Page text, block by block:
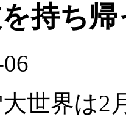
を持ち
世界は2